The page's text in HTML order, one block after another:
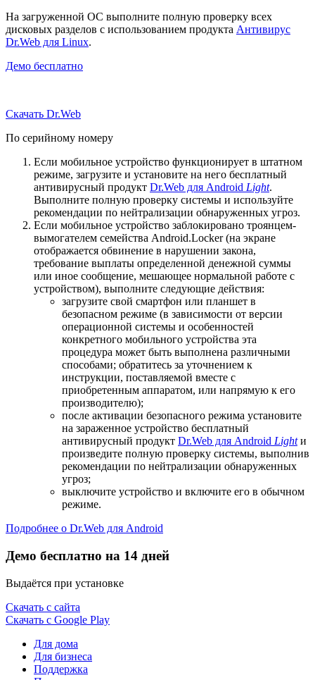
На загруженной ОС выполните полную проверку всех
дисковых разделов с использованием продукта Антивирус
Dr.Web для Linux.
Демо бесплатно
Скачать Dr.Web
По серийному номеру
Если мобильное устройство функционирует в штатном
режиме, загрузите и установите на него бесплатный
антивирусный продукт Dr.Web для Android Light.
Выполните полную проверку системы и используйте
рекомендации по нейтрализации обнаруженных угроз.
Если мобильное устройство заблокировано троянцем-
вымогателем семейства Android.Locker (на экране
отображается обвинение в нарушении закона,
требование выплаты определенной денежной суммы
или иное сообщение, мешающее нормальной работе с
устройством), выполните следующие действия:
загрузите свой смартфон или планшет в
безопасном режиме (в зависимости от версии
операционной системы и особенностей
конкретного мобильного устройства эта
процедура может быть выполнена различными
способами; обратитесь за уточнением к
инструкции, поставляемой вместе с
приобретенным аппаратом, или напрямую к его
производителю);
после активации безопасного режима установите
на зараженное устройство бесплатный
антивирусный продукт Dr.Web для Android Lightи
произведите полную проверку системы, выполнив
рекомендации по нейтрализации обнаруженных
угроз;
выключите устройство и включите его в обычном
режиме.
Подробнее о Dr.Web для Android
Демо бесплатно на 14 дней
Выдаётся при установке
Скачать с сайта
Скачать с Google Play
Для дома
Для бизнеса
Поддержка